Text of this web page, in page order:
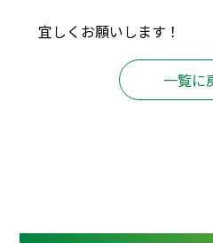
宜しくお願いします！
一覧に